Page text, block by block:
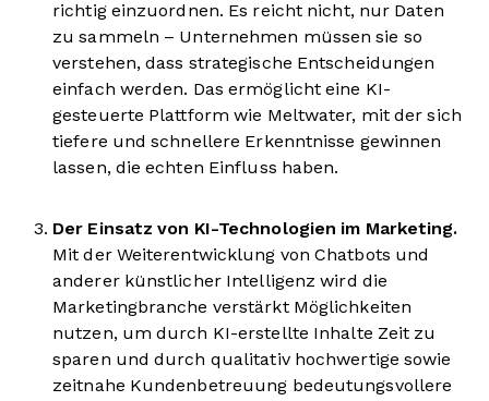
richtig einzuordnen. Es reicht nicht, nur Daten
zu sammeln – Unternehmen müssen sie so
verstehen, dass strategische Entscheidungen
einfach werden. Das ermöglicht eine KI-
gesteuerte Plattform wie Meltwater, mit der sich
tiefere und schnellere Erkenntnisse gewinnen
lassen, die echten Einfluss haben.
Der Einsatz von KI-Technologien im Marketing.
Mit der Weiterentwicklung von Chatbots und
anderer künstlicher Intelligenz wird die
Marketingbranche verstärkt Möglichkeiten
nutzen, um durch KI-erstellte Inhalte Zeit zu
sparen und durch qualitativ hochwertige sowie
zeitnahe Kundenbetreuung bedeutungsvollere